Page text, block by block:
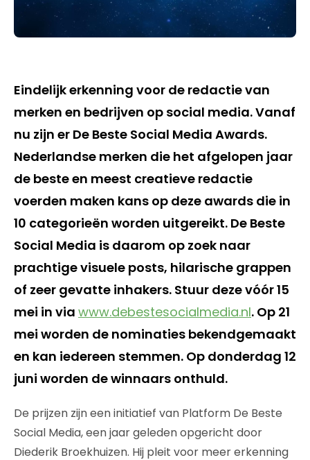
Eindelijk erkenning voor de redactie van
merken en bedrijven op social media. Vanaf
nu zijn er De Beste Social Media Awards.
Nederlandse merken die het afgelopen jaar
de beste en meest creatieve redactie
voerden maken kans op deze awards die in
10 categorieën worden uitgereikt. De Beste
Social Media is daarom op zoek naar
prachtige visuele posts, hilarische grappen
of zeer gevatte inhakers. Stuur deze vóór 15
mei in via www.debestesocialmedia.nl. Op 21
mei worden de nominaties bekendgemaakt
en kan iedereen stemmen. Op donderdag 12
juni worden de winnaars onthuld.
De prijzen zijn een initiatief van Platform De Beste
Social Media, een jaar geleden opgericht door
Diederik Broekhuizen. Hij pleit voor meer erkenning